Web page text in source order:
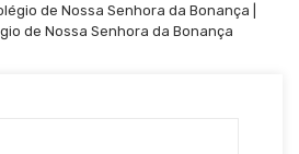
de Nossa Senhora da Bonança |
de Nossa Senhora da Bonança